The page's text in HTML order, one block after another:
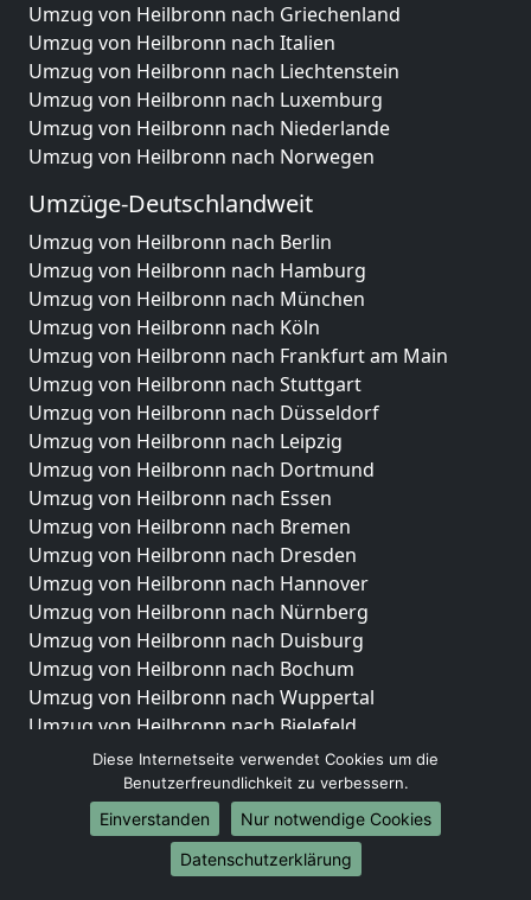
Umzug von Heilbronn nach Griechenland
Umzug von Heilbronn nach Italien
Umzug von Heilbronn nach Liechtenstein
Umzug von Heilbronn nach Luxemburg
Umzug von Heilbronn nach Niederlande
Umzug von Heilbronn nach Norwegen
Umzüge-Deutschlandweit
Umzug von Heilbronn nach Berlin
Umzug von Heilbronn nach Hamburg
Umzug von Heilbronn nach München
Umzug von Heilbronn nach Köln
Umzug von Heilbronn nach Frankfurt am Main
Umzug von Heilbronn nach Stuttgart
Umzug von Heilbronn nach Düsseldorf
Umzug von Heilbronn nach Leipzig
Umzug von Heilbronn nach Dortmund
Umzug von Heilbronn nach Essen
Umzug von Heilbronn nach Bremen
Umzug von Heilbronn nach Dresden
Umzug von Heilbronn nach Hannover
Umzug von Heilbronn nach Nürnberg
Umzug von Heilbronn nach Duisburg
Umzug von Heilbronn nach Bochum
Umzug von Heilbronn nach Wuppertal
Umzug von Heilbronn nach Bielefeld
Umzug von Heilbronn nach Bonn
Umzug von Heilbronn nach Münster
Internationale-Umzüge
Umzug von Heilbronn nach Brasilien
Diese Internetseite verwendet Cookies um die
Benutzerfreundlichkeit zu verbessern.
Einverstanden
Nur notwendige Cookies
Datenschutzerklärung